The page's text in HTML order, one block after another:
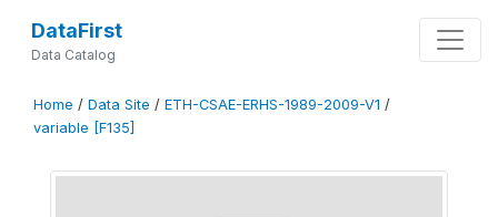
DataFirst
Data Catalog
Home / Data Site / ETH-CSAE-ERHS-1989-2009-V1 /
variable [F135]